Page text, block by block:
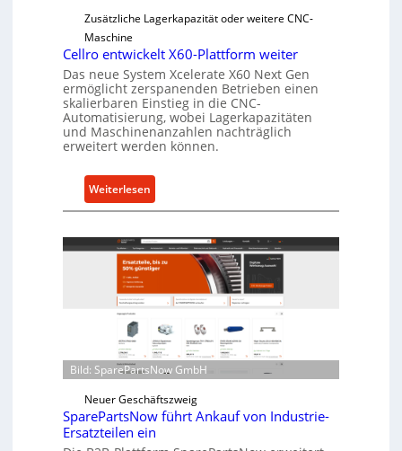
r
a
s
t
s
c
u
z
ü
r
n
i
r
e
k
t
e
Zusätzliche Lagerkapazität oder weitere CNC-
Maschine
Cellro entwickelt X60-Plattform weiter
Das neue System Xcelerate X60 Next Gen
ermöglicht zerspanenden Betrieben einen
skalierbaren Einstieg in die CNC-
Automatisierung, wobei Lagerkapazitäten
und Maschinenanzahlen nachträglich
erweitert werden können.
Weiterlesen
C
l
l
n
t
w
i
c
k
Bild: SparePartsNow GmbH
Neuer Geschäftszweig
SparePartsNow führt Ankauf von Industrie-
Ersatzteilen ein